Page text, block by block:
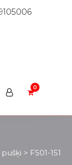
> FS01-151